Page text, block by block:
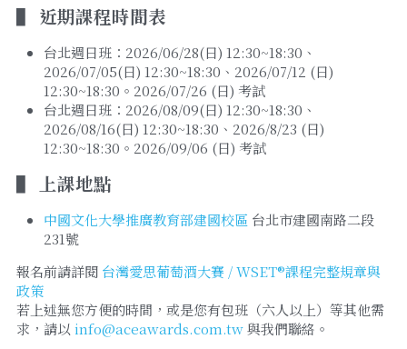
▌ 近期課程時間表
台北週日班：2026/06/28(日) 12:30~18:30、
2026/07/05(日) 12:30~18:30、2026/07/12 (日)
12:30~18:30。2026/07/26 (日) 考試
台北週日班：2026/08/09(日) 12:30~18:30、
2026/08/16(日) 12:30~18:30、2026/8/23 (日)
12:30~18:30。2026/09/06 (日) 考試
▌ 上課地點
中國文化大學推廣教育部建國校區 台北市建國南路二段
231號
報名前請詳閱 台灣愛思葡萄酒大賽 / WSET®課程完整規章與
政策
若上述無您方便的時間，或是您有包班（六人以上）等其他需
求，請以 info@aceawards.com.tw 與我們聯絡。